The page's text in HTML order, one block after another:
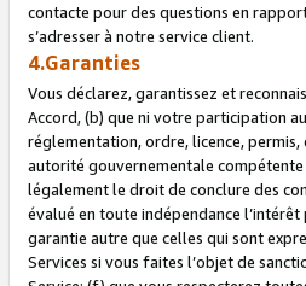
contacte pour des questions en
s’adresser à notre service client.
4.Garanties
Vous déclarez, garantissez et
Accord, (b) que ni votre participation
réglementation, ordre, licence,
autorité gouvernementale
légalement le droit de conclure des
évalué en toute indépendance
garantie autre que celles qui sont
Services si vous faites l’objet de